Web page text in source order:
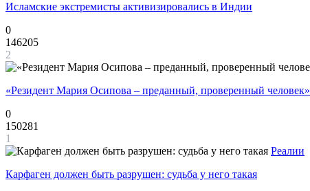
Исламские экстремисты активизировались в Индии
0
146205
2
«Резидент Мария Осипова – преданный, проверенный человек»
0
150281
1
Реалии
Карфаген должен быть разрушен: судьба у него такая